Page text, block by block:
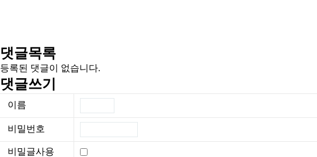
댓글목록
등록된 댓글이 없습니다.
댓글쓰기
이름
비밀번호
비밀글사용